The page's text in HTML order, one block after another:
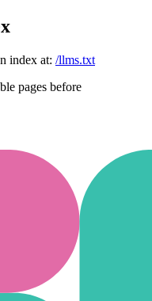
index at: /llms.txt
pages before